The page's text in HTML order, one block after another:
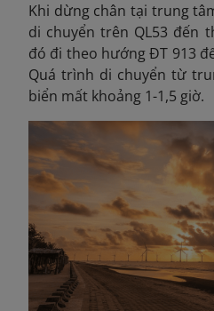
Khi dừng chân tại trung
di chuyển trên QL53 đến
đó đi theo hướng ĐT 913
Quá trình di chuyển từ
biển mất khoảng 1-1,5 giờ.